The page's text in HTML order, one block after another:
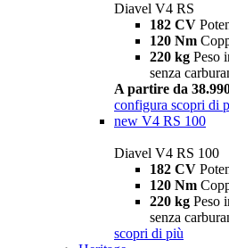
Diavel V4 RS
182 CV
120 Nm
220 kg Peso
senza
A partire da
configura scopri di
new V4 RS 100
Diavel V4 RS 100
182 CV
120 Nm
220 kg Peso
senza
scopri di più